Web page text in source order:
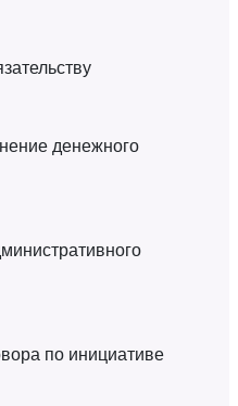
денежного
по инициативе